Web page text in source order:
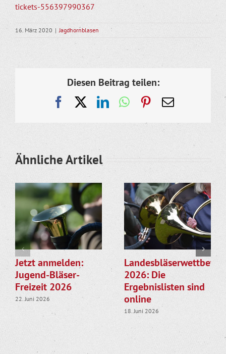
tickets-556397990367
16. März 2020 | Jagdhornblasen
Diesen Beitrag teilen:
FacebookLinkedInWhatsApp
Pinterest
E-
Ähnliche Artikel
Jetzt anmelden:
Jugend-Bläser-
Freizeit 2026
22. Juni 2026
2026: Die
Ergebnislisten sind
online
18. Juni 2026